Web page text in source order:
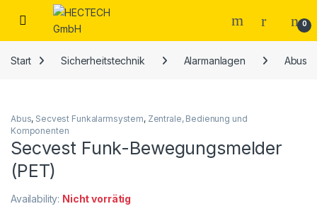
Open 0
Start Sicherheitstechnik Alarmanlagen Abus
Abus, Secvest Funkalarmsystem, Zentrale, Bedienung und
Komponenten
Secvest Funk-Bewegungsmelder
(PET)
Availability: Nicht vorrätig